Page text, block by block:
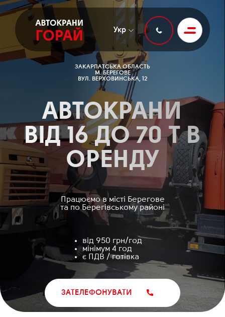
Укр
ЗАКАРПАТСЬКА ОБЛАСТЬ
М. БЕРЕГОВЕ
ВУЛ. ВЕРХОВИНСЬКА, 12
АВТОКРАНИ
ВІД 16 ДО 70 Т В
ОРЕНДУ
Працюємо в місті Берегове
та по Берегівському районі
від 950 грн/год
мінімум 4 год
є ПДВ / готівка
ЗАТЕЛЕФОНУВАТИ